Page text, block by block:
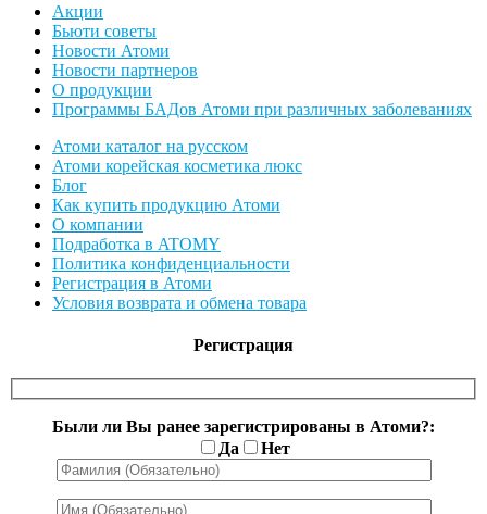
Акции
Бьюти советы
Новости Атоми
Новости партнеров
О продукции
Программы БАДов Атоми при различных заболеваниях
Атоми каталог на русском
Атоми корейская косметика люкс
Блог
Как купить продукцию Атоми
О компании
Подработка в ATOMY
Политика конфиденциальности
Регистрация в Атоми
Условия возврата и обмена товара
Регистрация
Были ли Вы ранее зарегистрированы в Атоми?:
Да
Нет